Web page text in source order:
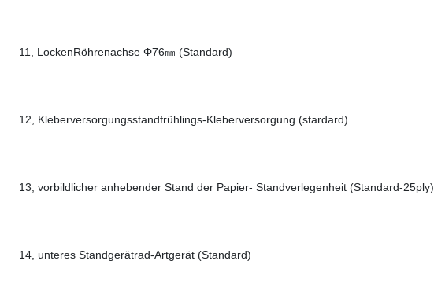
11, LockenRöhrenachse Φ76㎜ (Standard)
12, Kleberversorgungsstandfrühlings-Kleberversorgung (stardard)
13, vorbildlicher anhebender Stand der Papier- Standverlegenheit (Standard-25ply)
14, unteres Standgerätrad-Artgerät (Standard)